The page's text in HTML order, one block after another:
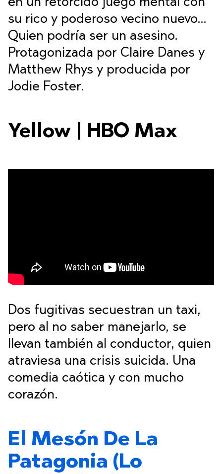
en un retorcido juego mental con
su rico y poderoso vecino nuevo…
Quien podría ser un asesino.
Protagonizada por Claire Danes y
Matthew Rhys y producida por
Jodie Foster.
Yellow | HBO Max
Dos fugitivas secuestran un taxi,
pero al no saber manejarlo, se
llevan también al conductor, quien
atraviesa una crisis suicida. Una
comedia caótica y con mucho
corazón.
El Mesón De La
Patagonia (Lo